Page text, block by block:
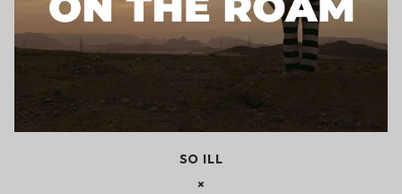
SO ILL
×